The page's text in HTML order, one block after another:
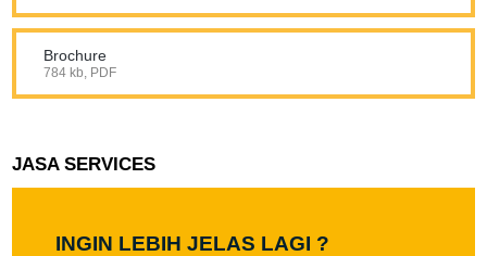
Brochure
784 kb, PDF
JASA SERVICES
INGIN LEBIH JELAS LAGI ?